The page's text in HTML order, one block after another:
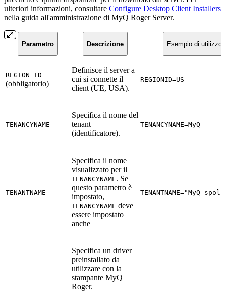
ulteriori informazioni, consultare Configure Desktop Client Installers
nella guida all'amministrazione di MyQ Roger Server.
Parametro Descrizione Esempio di utilizzo
REGION ID
(obbligatorio)
Definisce il server a
cui si connette il
client (UE, USA).
REGIONID=US
TENANCYNAME
Specifica il nome del
tenant
(identificatore).
TENANCYNAME=MyQ
TENANTNAME
Specifica il nome
visualizzato per il
TENANCYNAME. Se
questo parametro è
impostato,
TENANCYNAME deve
essere impostato
anche
TENANTNAME="MyQ
Specifica un driver
preinstallato da
utilizzare con la
stampante MyQ
Roger.